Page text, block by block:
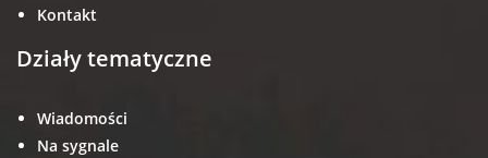
Kontakt
Działy tematyczne
Wiadomości
Na sygnale